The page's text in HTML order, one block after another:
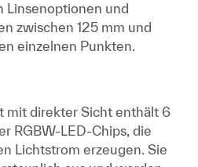
Linsenoptionen und
zwischen 125 mm und
einzelnen Punkten.
mit direkter Sicht enthält 6
RGBW-LED-Chips, die
Lichtstrom erzeugen. Sie